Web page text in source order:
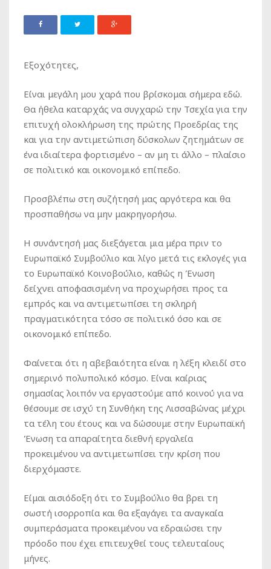
Εξοχότητες,
Είναι μεγάλη μου χαρά που βρίσκομαι σήμερα εδώ.
Θα ήθελα καταρχάς να συγχαρώ την Τσεχία για την
επιτυχή ολοκλήρωση της πρώτης Προεδρίας της
και για την αντιμετώπιση δύσκολων ζητημάτων σε
ένα ιδιαίτερα φορτισμένο – αν μη τι άλλο – πλαίσιο
σε πολιτικό και οικονομικό επίπεδο.
Προσβλέπω στη συζήτησή μας αργότερα και θα
προσπαθήσω να μην μακρηγορήσω.
Η συνάντησή μας διεξάγεται μια μέρα πριν το
Ευρωπαϊκό Συμβούλιο και λίγο μετά τις εκλογές για
το Ευρωπαϊκό Κοινοβούλιο, καθώς η Ένωση
δείχνει αποφασισμένη να προχωρήσει προς τα
εμπρός και να αντιμετωπίσει τη σκληρή
πραγματικότητα τόσο σε πολιτικό όσο και σε
οικονομικό επίπεδο.
Φαίνεται ότι η αβεβαιότητα είναι η λέξη κλειδί στο
σημερινό πολυπολικό κόσμο. Είναι καίριας
σημασίας λοιπόν να εργαστούμε από κοινού για να
θέσουμε σε ισχύ τη Συνθήκη της Λισσαβώνας μέχρι
τα τέλη του έτους και να δώσουμε στην Ευρωπαϊκή
Ένωση τα απαραίτητα διεθνή εργαλεία
προκειμένου να αντιμετωπίσει την κρίση που
διερχόμαστε.
Είμαι αισιόδοξη ότι το Συμβούλιο θα βρει τη
σωστή ισορροπία και θα εξαγάγει τα αναγκαία
συμπεράσματα προκειμένου να εδραιώσει την
πρόοδο που έχει επιτευχθεί τους τελευταίους
μήνες.